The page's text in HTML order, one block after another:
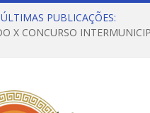
ÚLTIMAS PUBLICAÇÕES: